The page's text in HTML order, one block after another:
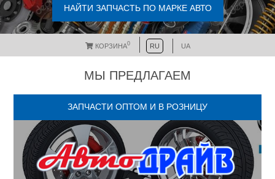
НАЙТИ ЗАПЧАСТЬ ПО МАРКЕ АВТО
КОРЗИНА0 RU UA
МЫ ПРЕДЛАГАЕМ
ЗАПЧАСТИ ОПТОМ И В РОЗНИЦУ